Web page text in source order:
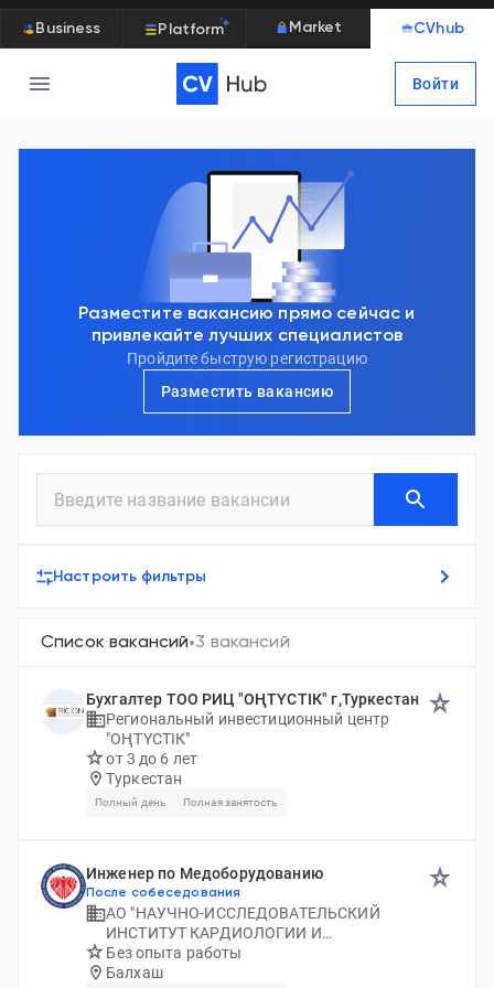
Business Platform Market CVhub
Войти
Разместите вакансию прямо сейчас и
привлекайте лучших специалистов
Пройдите быструю регистрацию
Разместить вакансию
Настроить фильтры
Список вакансий 3 вакансий
Бухгалтер ТОО РИЦ "ОҢТҮСТІК" г,Туркестан
Региональный инвестиционный центр
"ОҢТҮСТІК"
от 3 до 6 лет
Туркестан
Полный день Полная занятость
Инженер по Медоборудованию
После собеседования
АО "НАУЧНО-ИССЛЕДОВАТЕЛЬСКИЙ
ИНСТИТУТ КАРДИОЛОГИИ И
ВНУТРЕННИХ БОЛЕЗНЕЙ"
Без опыта работы
Балхаш